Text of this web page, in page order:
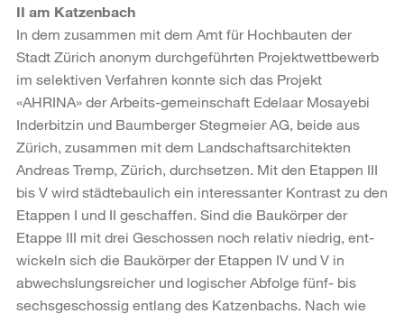
II am Katzenbach
In dem zusammen mit dem Amt für Hochbauten der
Stadt Zürich anonym durchgeführten Projektwettbewerb
im selektiven Verfahren konnte sich das Projekt
«AHRINA» der Arbeits-gemeinschaft Edelaar Mosayebi
Inderbitzin und Baumberger Stegmeier AG, beide aus
Zürich, zusammen mit dem Landschaftsarchitekten
Andreas Tremp, Zürich, durchsetzen. Mit den Etappen III
bis V wird städtebaulich ein interessanter Kontrast zu den
Etappen I und II geschaffen. Sind die Baukörper der
Etappe III mit drei Geschossen noch relativ niedrig, ent-
wickeln sich die Baukörper der Etappen IV und V in
abwechslungsreicher und logischer Abfolge fünf- bis
sechsgeschossig entlang des Katzenbachs. Nach wie